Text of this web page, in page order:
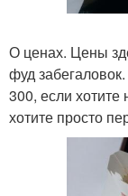
О ценах. Цены
фуд
300, если хотите
хотите просто